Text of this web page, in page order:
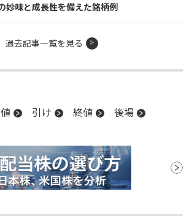
妙味と成長性を備えた銘柄例
過去記事一覧を見る
引け 終値 後場